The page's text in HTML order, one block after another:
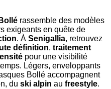
rassemble des modèles
exigeants en quête de
. À Senigallia, retrouvez
définition, traitement
pour une visibilité
Légers, enveloppants
Bollé accompagnent
du ski alpin au freestyle.